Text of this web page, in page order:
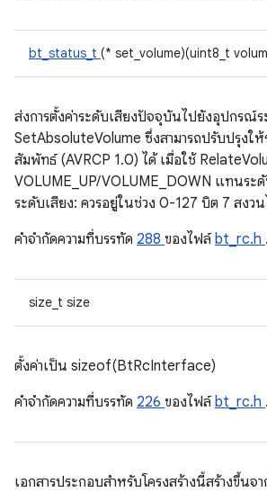
bt_status_t (* set_volume)(uint8_t
ส่งการตั้งค่าระดับเสียงปัจจุบันไปยังอุปกรณ์ร
SetAbsoluteVolume ซึ่งสามารถปรับปรุงใ
สัมพัทธ์ (AVRCP 1.0) ได้ เมื่อใช้
VOLUME_UP/VOLUME_DOWN แทนร
ระดับเสียง: ควรอยู่ในช่วง 0-127 บิต 7 สงวน
คําจํากัดความที่บรรทัด 288 ของไฟล์bt_rc.h .
size_t size
ตั้งค่าเป็น sizeof(BtRcInterface)
คําจํากัดความที่บรรทัด 226 ของไฟล์bt_rc.h .
เอกสารประกอบสำหรับโครงสร้างนี้สร้างขึ้นจ